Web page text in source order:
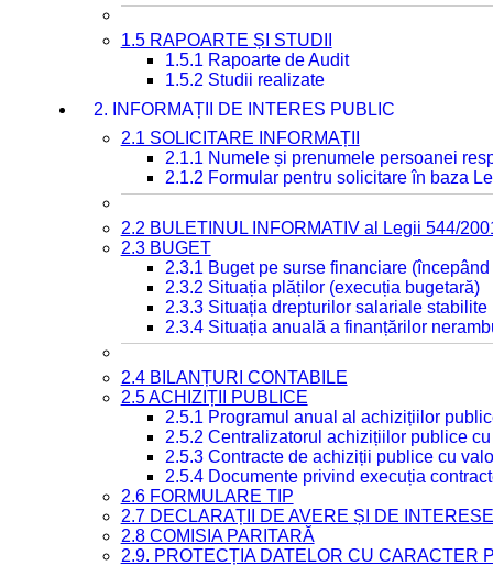
1.5 RAPOARTE ȘI STUDII
1.5.1 Rapoarte de Audit
1.5.2 Studii realizate
2. INFORMAȚII DE INTERES PUBLIC
2.1 SOLICITARE INFORMAȚII
2.1.1 Numele și prenumele persoanei
2.1.2 Formular pentru solicitare în baza
2.2 BULETINUL INFORMATIV al Legii 544/
2.3 BUGET
2.3.1 Buget pe surse financiare
2.3.2 Situația plăților (execuția bugetară)
2.3.3 Situația drepturilor salariale
2.3.4 Situația anuală a finanțărilor
2.4 BILANȚURI CONTABILE
2.5 ACHIZIȚII PUBLICE
2.5.1 Programul anual al achizițiilor
2.5.2 Centralizatorul achizițiilor publice
2.5.3 Contracte de achiziții publice cu
2.5.4 Documente privind execuția
2.6 FORMULARE TIP
2.7 DECLARAȚII DE AVERE ȘI DE INTERESE
2.8 COMISIA PARITARĂ
2.9. PROTECȚIA DATELOR CU CARACTER